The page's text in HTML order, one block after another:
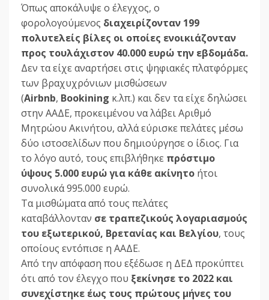
Όπως αποκάλυψε ο έλεγχος, ο
φορολογούμενος διαχειρίζονταν 199
πολυτελείς βίλες οι οποίες ενοικιάζονταν
προς τουλάχιστον 40.000 ευρώ την εβδομάδα.
Δεν τα είχε αναρτήσει στις ψηφιακές πλατφόρμες
των βραχυχρόνιων μισθώσεων
(Airbnb, Bookining κ.λπ.) και δεν τα είχε δηλώσει
στην ΑΑΔΕ, προκειμένου να λάβει Αριθμό
Μητρώου Ακινήτου, αλλά εύρισκε πελάτες μέσω
δύο ιστοσελίδων που δημιούργησε ο ίδιος. Για
το λόγο αυτό, τους επιβλήθηκε πρόστιμο
ύψους 5.000 ευρώ για κάθε ακίνητο ήτοι
συνολικά 995.000 ευρώ.
Τα μισθώματα από τους πελάτες
καταβάλλονταν σε τραπεζικούς λογαριασμούς
του εξωτερικού, Βρετανίας και Βελγίου, τους
οποίους εντόπισε η ΑΑΔΕ.
Από την απόφαση που εξέδωσε η ΔΕΔ προκύπτει
ότι από τον έλεγχο που ξεκίνησε το 2022 και
συνεχίστηκε έως τους πρώτους μήνες του